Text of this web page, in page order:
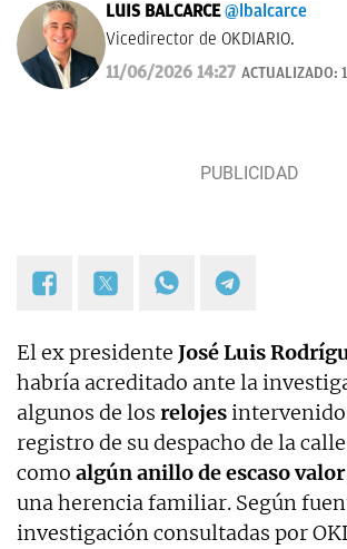
LUIS BALCARCE @lbalcarce
Vicedirector de OKDIARIO.
11/06/2026 14:27 ACTUALIZADO:
El ex presidente José Luis
habría acreditado ante la
algunos de los relojes
registro de su despacho de la
como algún anillo de escaso valor
una herencia familiar. Según
investigación consultadas por